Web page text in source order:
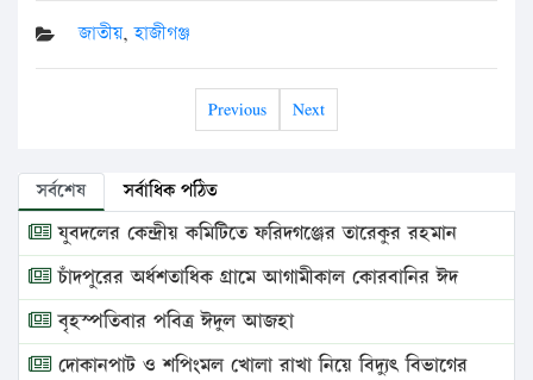
জাতীয়,হাজীগঞ্জ
Previous Next
সর্বশেষ সর্বাধিক পঠিত
যুবদলের কেন্দ্রীয় কমিটিতে ফরিদগঞ্জের তারেকুর রহমান
চাঁদপুরের অর্ধশতাধিক গ্রামে আগামীকাল কোরবানির ঈদ
বৃহস্পতিবার পবিত্র ঈদুল আজহা
দোকানপাট ও শপিংমল খোলা রাখা নিয়ে বিদ্যুৎ বিভাগের